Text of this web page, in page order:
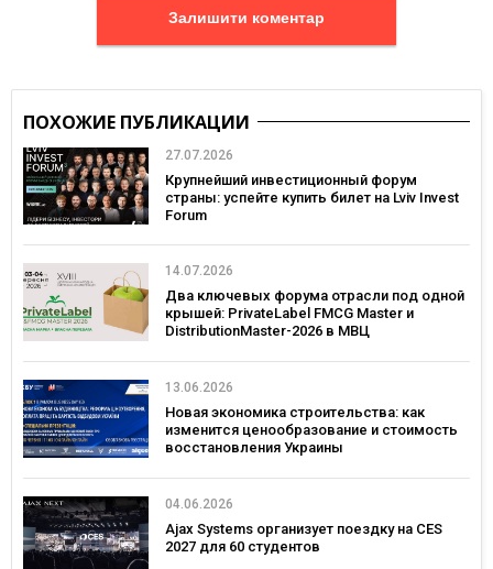
Залишити коментар
ПОХОЖИЕ ПУБЛИКАЦИИ
27.07.2026
Крупнейший инвестиционный форум
страны: успейте купить билет на Lviv Invest
Forum
14.07.2026
Два ключевых форума отрасли под одной
крышей: PrivateLabel FMCG Master и
DistributionMaster-2026 в МВЦ
13.06.2026
Новая экономика строительства: как
изменится ценообразование и стоимость
восстановления Украины
04.06.2026
Ajax Systems организует поездку на CES
2027 для 60 студентов